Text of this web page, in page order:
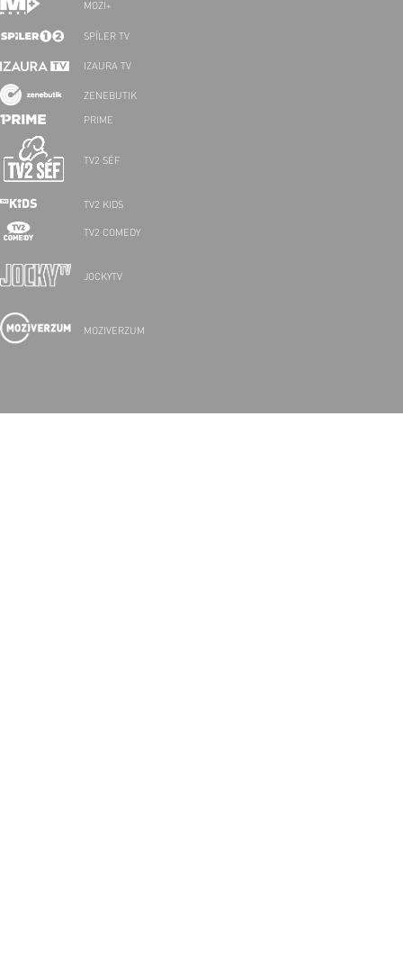
MOZI+
SPÍLER TV
IZAURA TV
ZENEBUTIK
PRIME
TV2 SÉF
TV2 KIDS
TV2 COMEDY
JOCKYTV
MOZIVERZUM